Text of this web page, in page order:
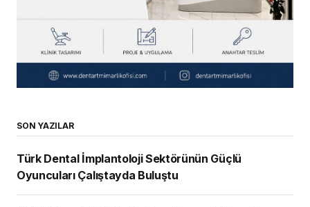
SON YAZILAR
Türk Dental İmplantoloji Sektörünün Güçlü
Oyuncuları Çalıştayda Buluştu